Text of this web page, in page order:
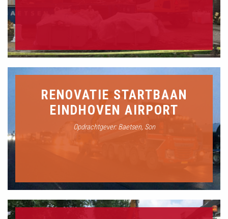
RENOVATIE STARTBAAN
EINDHOVEN AIRPORT
Opdrachtgever: Baetsen, Son